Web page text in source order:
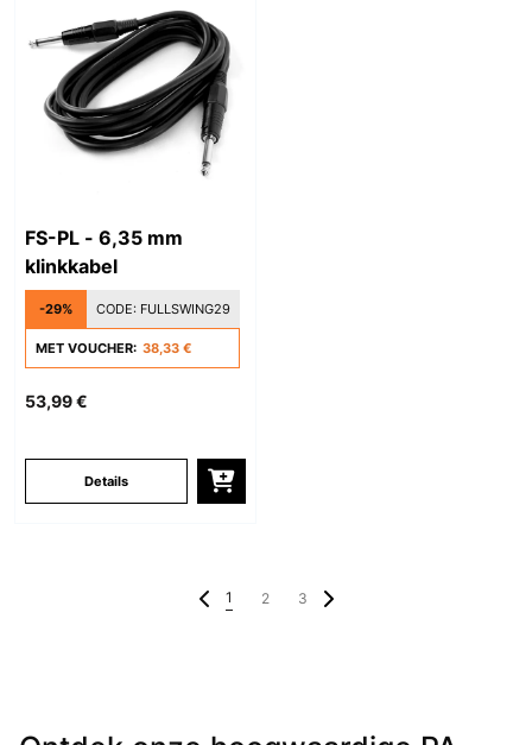
FS-PL - 6,35 mm
klinkkabel
-29% CODE: FULLSWING29
MET VOUCHER: 38,33 €
53,99 €
Details
1 2 3